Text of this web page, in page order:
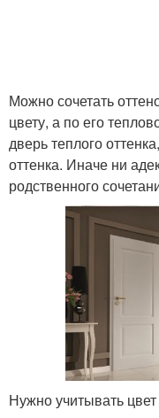
Можно сочетать
цвету, а по его
дверь теплого
оттенка. Иначе ни
родственного
Нужно учитывать